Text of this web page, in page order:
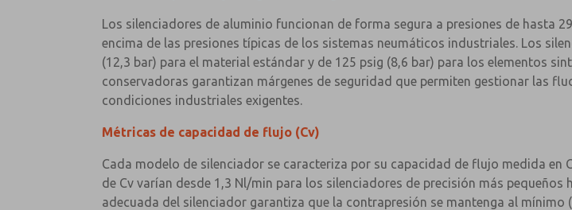
Los silenciadores de aluminio funcionan de forma segura a presiones de hasta
encima de las presiones típicas de los sistemas neumáticos industriales. Los
(12,3 bar) para el material estándar y de 125 psig (8,6 bar) para los elementos
conservadoras garantizan márgenes de seguridad que permiten gestionar las
condiciones industriales exigentes.
Métricas de capacidad de flujo (Cv)
Cada modelo de silenciador se caracteriza por su capacidad de flujo medida
de Cv varían desde 1,3 Nl/min para los silenciadores de precisión más
adecuada del silenciador garantiza que la contrapresión se mantenga al